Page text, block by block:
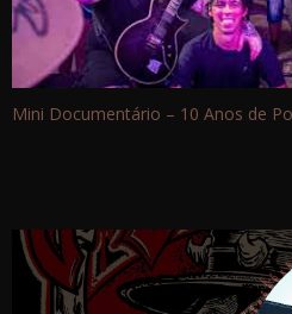
Mini Documentário – 10 Anos de